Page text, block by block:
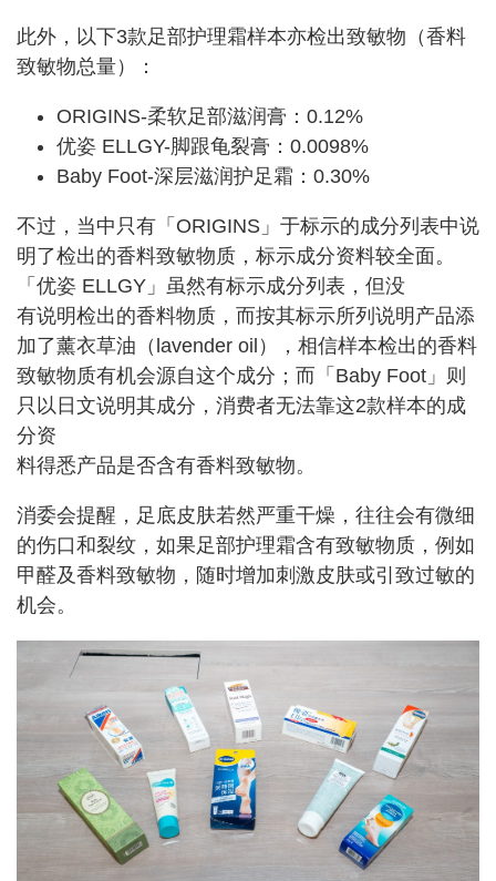
此外，以下3款足部护理霜样本亦检出致敏物（香料
致敏物总量）：
ORIGINS-柔软足部滋润膏：0.12%
优姿 ELLGY-脚跟龟裂膏：0.0098%
Baby Foot-深层滋润护足霜：0.30%
不过，当中只有「ORIGINS」于标示的成分列表中说
明了检出的香料致敏物质，标示成分资料较全面。
「优姿 ELLGY」虽然有标示成分列表，但没
有说明检出的香料物质，而按其标示所列说明产品添
加了薰衣草油（lavender oil），相信样本检出的香料
致敏物质有机会源自这个成分；而「Baby Foot」则
只以日文说明其成分，消费者无法靠这2款样本的成
分资
料得悉产品是否含有香料致敏物。
消委会提醒，足底皮肤若然严重干燥，往往会有微细
的伤口和裂纹，如果足部护理霜含有致敏物质，例如
甲醛及香料致敏物，随时增加刺激皮肤或引致过敏的
机会。